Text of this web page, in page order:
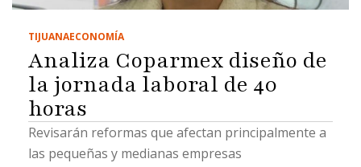
TIJUANAECONOMÍA
Analiza Coparmex diseño de
la jornada laboral de 40
horas
Revisarán reformas que afectan principalmente a
las pequeñas y medianas empresas